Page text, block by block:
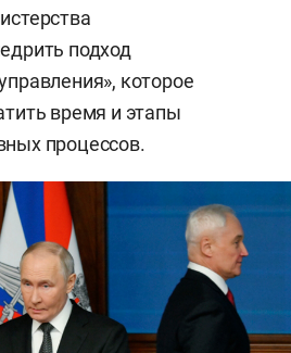
подход
которое
время и этапы
процессов.